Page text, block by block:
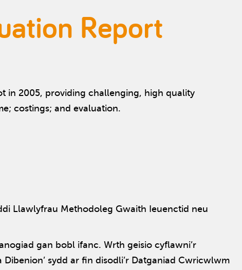
Report
in 2005, providing challenging, high quality
costings; and evaluation.
Llawlyfrau Methodoleg Gwaith Ieuenctid neu
gan bobl ifanc. Wrth geisio cyflawni’r
sydd ar fin disodli’r Datganiad Cwricwlwm